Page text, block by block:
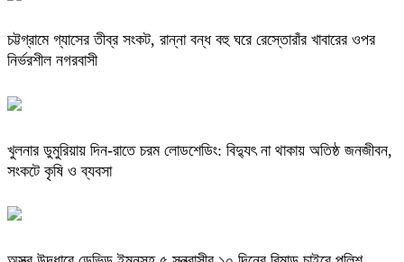
চট্টগ্রামে গ্যাসের তীব্র সংকট, রান্না বন্ধ বহু ঘরে রেস্তোরাঁর খাবারের ওপর
নির্ভরশীল নগরবাসী
খুলনার ডুমুরিয়ায় দিন-রাতে চরম লোডশেডিং: বিদ্যুৎ না থাকায় অতিষ্ঠ জনজীবন,
সংকটে কৃষি ও ব্যবসা